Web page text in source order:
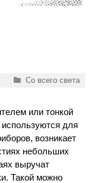
Рубрики
Со всего света
или тонкой
для
возникает
небольших
выручат
Такой можно